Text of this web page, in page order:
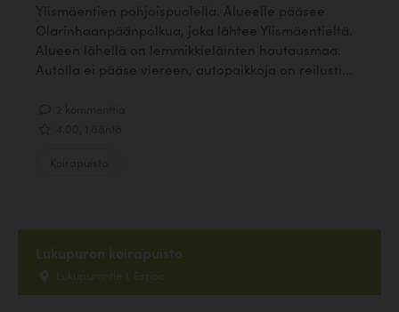
Ylismäentien pohjoispuolella. Alueelle pääsee
Olarinhaanpäänpolkua, joka lähtee Ylismäentieltä.
Alueen lähellä on lemmikkieläinten hautausmaa.
Autolla ei pääse viereen, autopaikkoja on reilusti...
Lukupuron koirapuisto
Lukupurontie 1, Espoo